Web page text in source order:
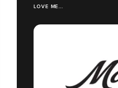
LOVE ME...